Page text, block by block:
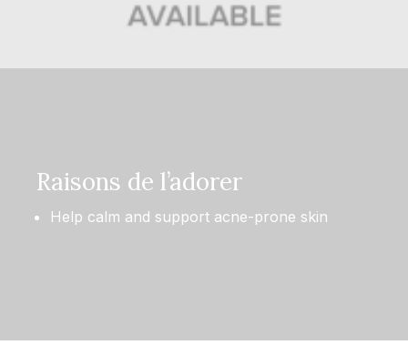
Raisons de l’adorer
Help calm and support acne-prone skin